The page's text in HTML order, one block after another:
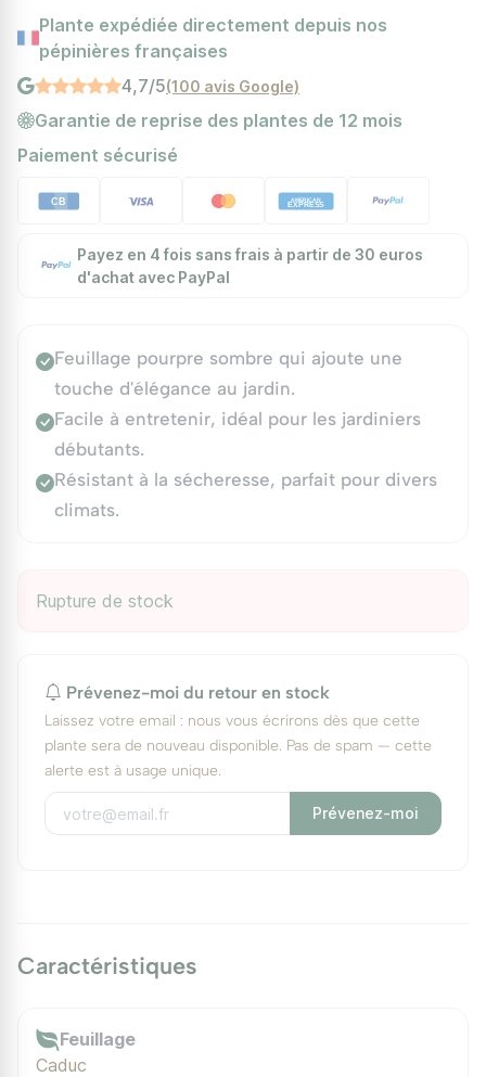
Plante expédiée directement depuis nos
pépinières françaises
4,7/5(100 avis Google)
Garantie de reprise des plantes de 12 mois
Paiement sécurisé
Payez en 4 fois sans frais à partir de 30 euros
d'achat avec PayPal
Feuillage pourpre sombre qui ajoute une
touche d'élégance au jardin.
Facile à entretenir, idéal pour les jardiniers
débutants.
Résistant à la sécheresse, parfait pour divers
climats.
Rupture de stock
Prévenez-moi du retour en stock
Laissez votre email : nous vous écrirons dès que cette
plante sera de nouveau disponible. Pas de spam — cette
alerte est à usage unique.
Prévenez-moi
Caractéristiques
Feuillage
Caduc